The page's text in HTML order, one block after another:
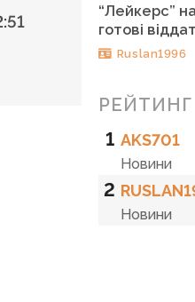
“Лейкерс”
готові
Ruslan1996
РЕЙТИНГ
1 AKS701
Новини
2
Новини